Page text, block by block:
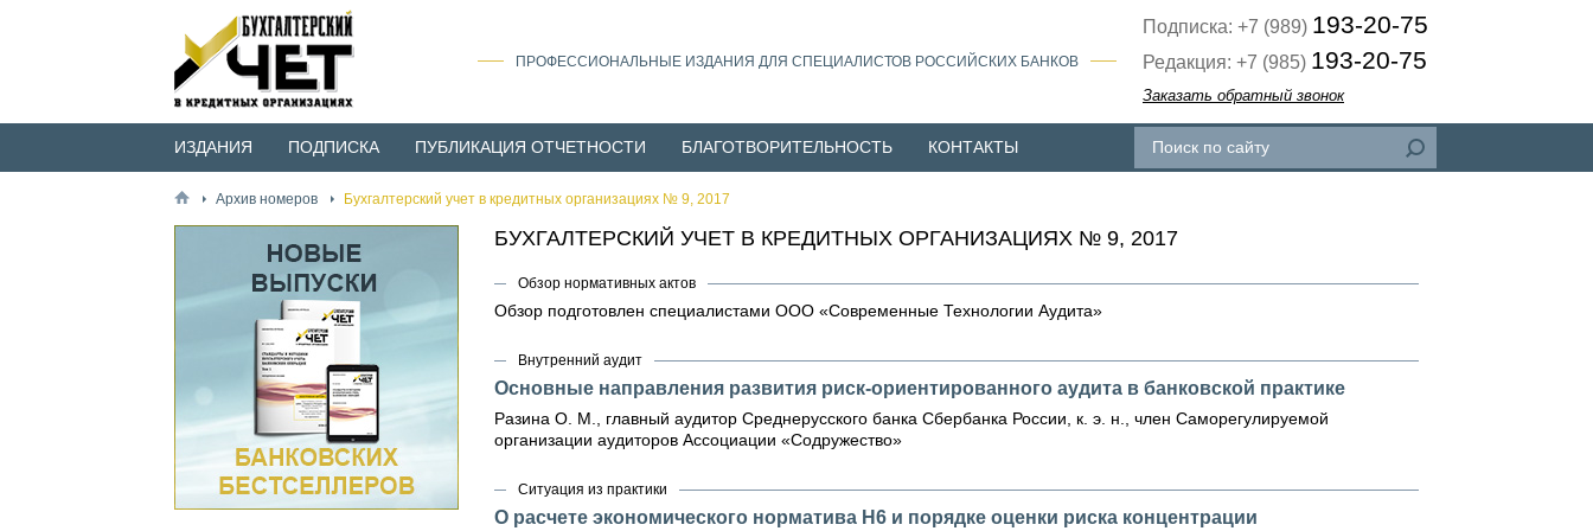
ПРОФЕССИОНАЛЬНЫЕ ИЗДАНИЯ ДЛЯ СПЕЦИАЛИСТОВ РОССИЙСКИХ БАНКОВ
Подписка: +7 (989) 193-20-75
Редакция: +7 (985) 193-20-75
Заказать обратный звонок
ИЗДАНИЯ ПОДПИСКА ПУБЛИКАЦИЯ ОТЧЕТНОСТИ БЛАГОТВОРИТЕЛЬНОСТЬ КОНТАКТЫ
Архив номеров Бухгалтерский учет в кредитных организациях № 9, 2017
БУХГАЛТЕРСКИЙ УЧЕТ В КРЕДИТНЫХ ОРГАНИЗАЦИЯХ № 9, 2017
Обзор нормативных актов
Обзор подготовлен специалистами ООО «Современные Технологии Аудита»
Внутренний аудит
Основные направления развития риск-ориентированного аудита в банковской практике
Разина О. М., главный аудитор Среднерусского банка Сбербанка России, к. э. н., член Саморегулируемой
организации аудиторов Ассоциации «Содружество»
Ситуация из практики
О расчете экономического норматива Н6 и порядке оценки риска концентрации